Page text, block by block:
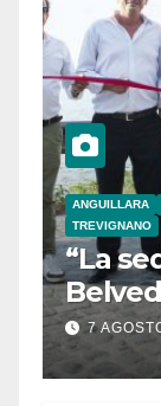
ANGUILLARA
TREVIGNANO
“La
7